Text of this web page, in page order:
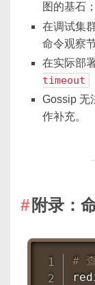
图的基石；
在调试集
命令观察
在实际部
timeout
Gossip 无
作补充。
附录：
#